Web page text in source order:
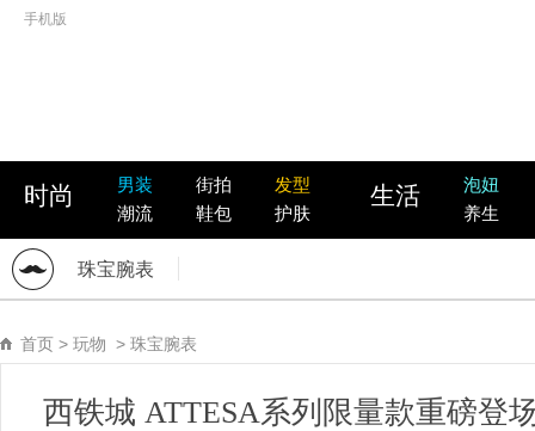
手机版
时尚 男装 街拍
发型
潮流
鞋包 护肤
生活
泡妞
养生
珠宝腕表
首页 > 玩物 > 珠宝腕表
西铁城 ATTESA系列限量款重磅登